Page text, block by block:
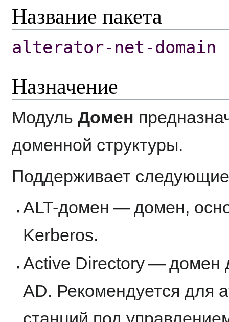
Название пакета
alterator-net-domain
Назначение
Модуль Домен
доменной структуры.
Поддерживает
ALT-домен — домен,
Kerberos.
Active Directory — домен
AD. Рекомендуется для